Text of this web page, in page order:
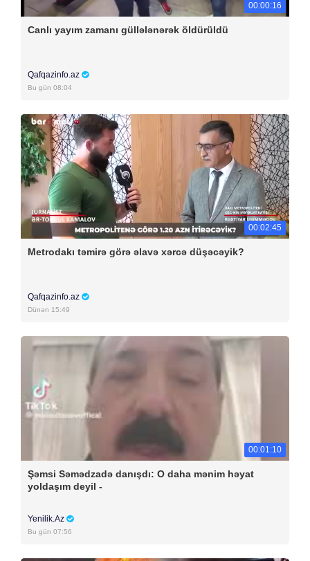
00:00:16
Canlı yayım zamanı güllələnərək öldürüldü
Qafqazinfo.az
Bu gün 08:04
00:02:45
Metrodakı təmirə görə əlavə xərcə düşəcəyik?
Qafqazinfo.az
Dünən 15:49
00:01:10
Şəmsi Səmədzadə danışdı: O daha mənim həyat
yoldaşım deyil -
Yenilik.Az
Bu gün 07:56